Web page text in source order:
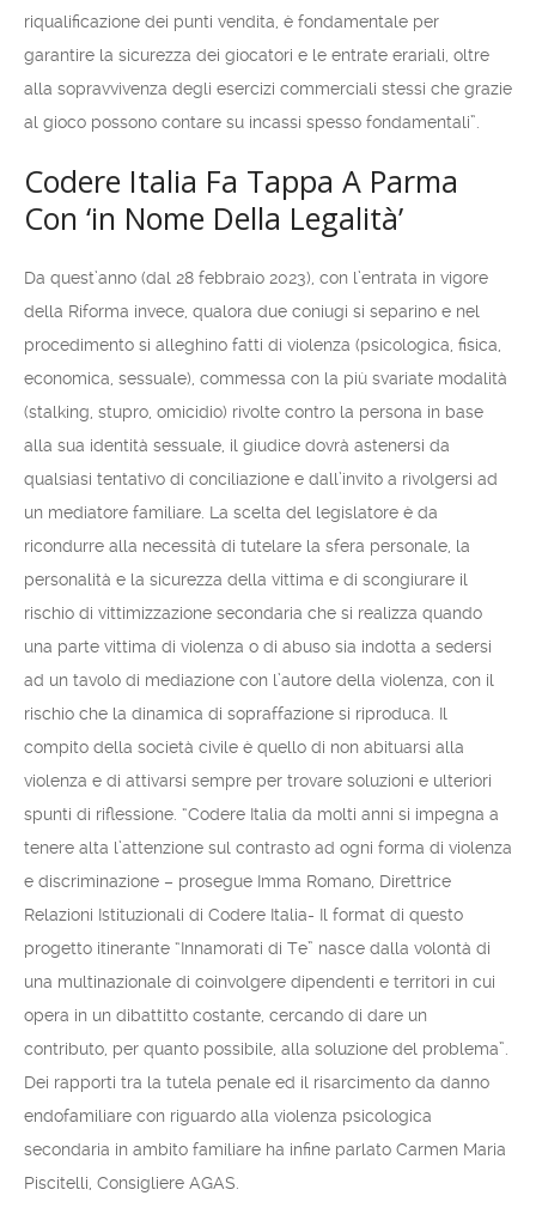
riqualificazione dei punti vendita, è fondamentale per
garantire la sicurezza dei giocatori e le entrate erariali, oltre
alla sopravvivenza degli esercizi commerciali stessi che grazie
al gioco possono contare su incassi spesso fondamentali”.
Codere Italia Fa Tappa A Parma
Con ‘in Nome Della Legalità’
Da quest’anno (dal 28 febbraio 2023), con l’entrata in vigore
della Riforma invece, qualora due coniugi si separino e nel
procedimento si alleghino fatti di violenza (psicologica, fisica,
economica, sessuale), commessa con la più svariate modalità
(stalking, stupro, omicidio) rivolte contro la persona in base
alla sua identità sessuale, il giudice dovrà astenersi da
qualsiasi tentativo di conciliazione e dall’invito a rivolgersi ad
un mediatore familiare. La scelta del legislatore è da
ricondurre alla necessità di tutelare la sfera personale, la
personalità e la sicurezza della vittima e di scongiurare il
rischio di vittimizzazione secondaria che si realizza quando
una parte vittima di violenza o di abuso sia indotta a sedersi
ad un tavolo di mediazione con l’autore della violenza, con il
rischio che la dinamica di sopraffazione si riproduca. Il
compito della società civile è quello di non abituarsi alla
violenza e di attivarsi sempre per trovare soluzioni e ulteriori
spunti di riflessione. “Codere Italia da molti anni si impegna a
tenere alta l’attenzione sul contrasto ad ogni forma di violenza
e discriminazione – prosegue Imma Romano, Direttrice
Relazioni Istituzionali di Codere Italia- Il format di questo
progetto itinerante “Innamorati di Te” nasce dalla volontà di
una multinazionale di coinvolgere dipendenti e territori in cui
opera in un dibattitto costante, cercando di dare un
contributo, per quanto possibile, alla soluzione del problema”.
Dei rapporti tra la tutela penale ed il risarcimento da danno
endofamiliare con riguardo alla violenza psicologica
secondaria in ambito familiare ha infine parlato Carmen Maria
Piscitelli, Consigliere AGAS.